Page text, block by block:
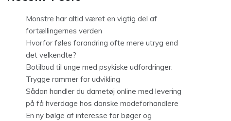
Monstre har altid været en vigtig del af
fortællingernes verden
Hvorfor føles forandring ofte mere utryg end
det velkendte?
Botilbud til unge med psykiske udfordringer:
Trygge rammer for udvikling
Sådan handler du dametøj online med levering
på få hverdage hos danske modeforhandlere
En ny bølge af interesse for bøger og